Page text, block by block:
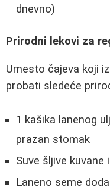
dnevno)
Prirodni lekovi za
Umesto čajeva koji
probati sledeće
1 kašika lanenog
prazan stomak
Suve šljive
Laneno seme